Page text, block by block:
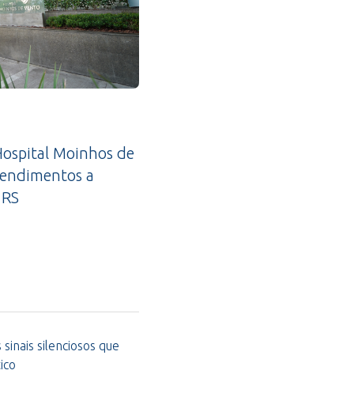
Moinhos de
a
silenciosos que